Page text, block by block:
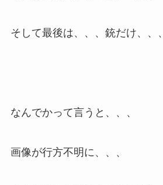
そして最後は、、、銃だけ、、、
なんでかって言うと、、、
画像が行方不明に、、、